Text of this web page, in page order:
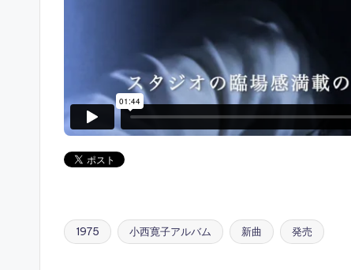
Tags:
1975 小西寛子アルバム 新曲 発売